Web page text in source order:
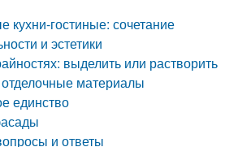
кухни-гостиные: сочетание
и эстетики
выделить или растворить
материалы
единство
и ответы